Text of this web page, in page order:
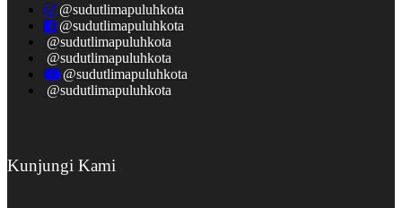
@sudutlimapuluhkota
@sudutlimapuluhkota
@sudutlimapuluhkota
@sudutlimapuluhkota
@sudutlimapuluhkota
@sudutlimapuluhkota
Kunjungi Kami